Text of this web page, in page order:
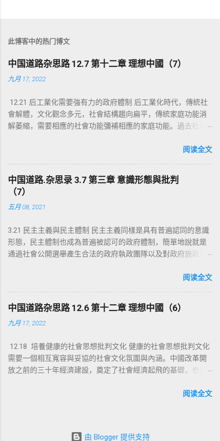
此博客中的热门博文
中国道路杂思路 12.7 第十二章 理想中國（7）
九月 17, 2022
12.21 后工業化需要強有力的政府體制 后工業化時代，傳統社
會解體，文化觀念多元，社會結構趨向扁平，傳統家庭功能消
解萎縮，需要相應的社會功能彌補相應的家庭功能。過去社會
庭就是維護生存最基本的手段，也成為基本的社會組織。個體
能，也由此產生與此相應的社會倫理道德，家庭的生存與照顧
老弱病殘成為社會個體自身的責任。現代社會生產力與科技的
發展，社會物質財富的富足，社會大眾靠自我個體能力也能在
社會中自立生存，舊有的社會基層細胞或家庭不再是社會個體
失去組織與保護功能，而現代社會文化與思想也鼓勵社會個體
以自我意願追求個體成就與幸福，這也必然帶來社會的倫理道
德觀念的改變。后工業化的社會將是一個碎片化與扁平的社
於家庭與社會基層的瓦解或萎縮使相應的個體職能變弱，或社
會個體不再意願承擔相應的社會家庭職能，這些都將成為社會
必須面對與解決的問題。比如社會生育率的下降，人口的減
少，個體的健康與養老等社會問題，這些過去屬於家庭的責任
都成為社會需要承擔的責任。表面是社會進步帶來的變化，卻
與幸福的社會個體將部分個體責任推向社會，這就是自由民主
價值鼓勵下，個體享樂意識的膨脹，追求個體幸福與成就的現
實必然結果。這是社會生產進步必然帶來的社會變化，自由權
民粹則是捍衛這種極端自由與權力的手段。 社會個體追求自由
后工業化社會的必然結果。社會責任的增加也應該是社會權力
阅读全文
中国道路.杂思录 3.7 第三章 意識形態與批判
（7）
五月 08, 2021
3.21 民主主義與民主體制 民主主義同樣是具有普遍認同的意識
形態，民主體制也成為普遍被認可的政府體制，簡單地說就是
通過社會公開選舉產生合法的政府執政團隊以及對政府施政進
穩定與成熟的政治體制。民主的本質就是一種管理的手段，在
起到非常積極的推動。民主在西方工業化過程所取得的的積極
作用，使民主體制成為社會具有現代文化文明的象征，也成為
解決一切社會問題的最佳答案，與自由主義意識形態一道成為
例表明民主並非解決一切問題的靈丹妙藥，也顯現一些問題。
在一些推行民主改革的地區，民主不僅沒有帶來預期的結果，
而是相反，民主的改革帶來社會動蕩，甚至社會分裂，經濟停
束手無策，效果也不盡人意，民主做為一種新的文明的價值，
皆准的真理而無差別推行是否值得商榷。 民主一個重要特征
阅读全文
中国道路杂思路 12.6 第十二章 理想中國（6）
九月 17, 2022
12.18 培養健康的社會思想批判文化 健康的社會思想批判文化
需要一個相互寬容與妥協的社會文化氛圍與內涵。中國改革開
放之前的三十年經濟建設，奠定了社會經濟起飛的基礎，也由
頻發的社會政治運動，對不少社會個體以及家庭而言，不僅是
阅读全文
由 Blogger 提供支持